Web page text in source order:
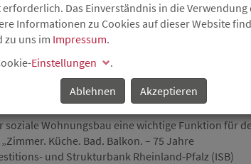
IN
Wohnungsbau eine wichtige Funktion für
Küche. Bad. Balkon. – 75 Jahre
und Strukturbank Rheinland-Pfalz (ISB)
Das Einverständnis in die
Informationen zu Cookies auf dieser Website
zu uns im Impressum.
Einstellungen
.
Ablehnen
Akzeptieren